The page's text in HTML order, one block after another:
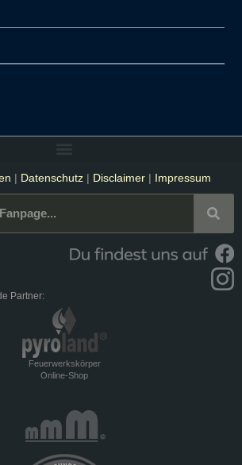
| Datenschutz| Disclaimer| Impressum
Partner:
Feuerwerkskörper
Online-Shop